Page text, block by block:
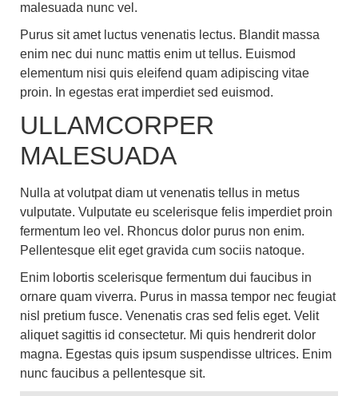
malesuada nunc vel.
Purus sit amet luctus venenatis lectus. Blandit massa
enim nec dui nunc mattis enim ut tellus. Euismod
elementum nisi quis eleifend quam adipiscing vitae
proin. In egestas erat imperdiet sed euismod.
ULLAMCORPER
MALESUADA
Nulla at volutpat diam ut venenatis tellus in metus
vulputate. Vulputate eu scelerisque felis imperdiet proin
fermentum leo vel. Rhoncus dolor purus non enim.
Pellentesque elit eget gravida cum sociis natoque.
Enim lobortis scelerisque fermentum dui faucibus in
ornare quam viverra. Purus in massa tempor nec feugiat
nisl pretium fusce. Venenatis cras sed felis eget. Velit
aliquet sagittis id consectetur. Mi quis hendrerit dolor
magna. Egestas quis ipsum suspendisse ultrices. Enim
nunc faucibus a pellentesque sit.